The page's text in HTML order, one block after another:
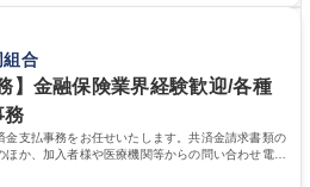
四半期決算・開示資料作成補助などへス
業は通常月ほぼなく、決算月でも10時間
専門性を身につけられる環境です。 学
短大 専修学校 高校 語学力： 資格：日商
組合
】金融保険業界経験歓迎/各種
務
支払事務をお任せいたします。共済金請求書類の
か、加入者様や医療機関等からの問い合わせ電話